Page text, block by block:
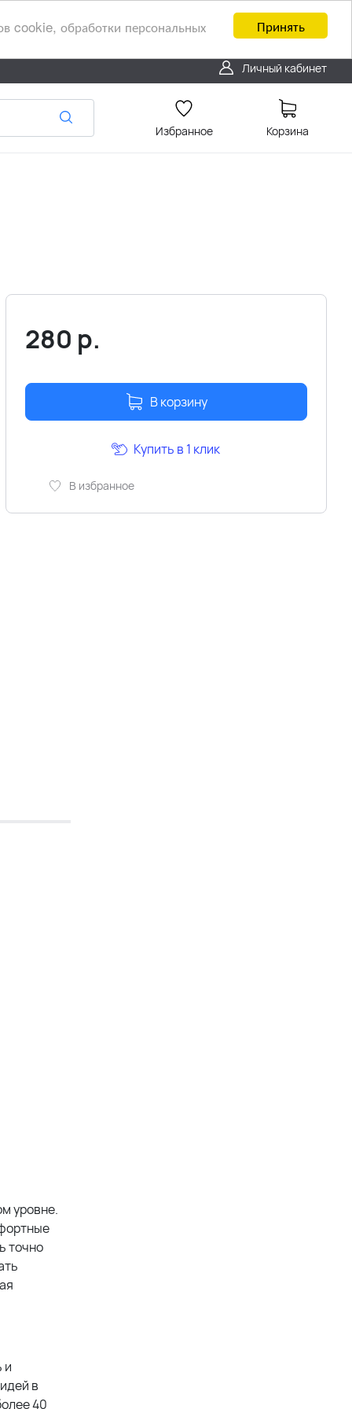
Принять
cookie, обработки персональных
Личный кабинет
Избранное Корзина
280 р.
В корзину
В избранное
Купить в 1 клик
уровне.
точно
и
в
40